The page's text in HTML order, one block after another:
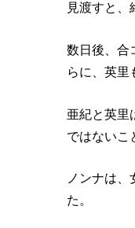
見渡すと、
数日後、合
らに、英里
亜紀と英里
ではないこ
ノンナは
た。